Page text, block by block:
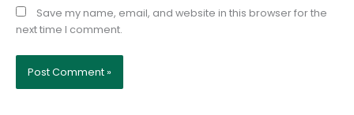
Save my name, email, and website in this browser for the
next time I comment.